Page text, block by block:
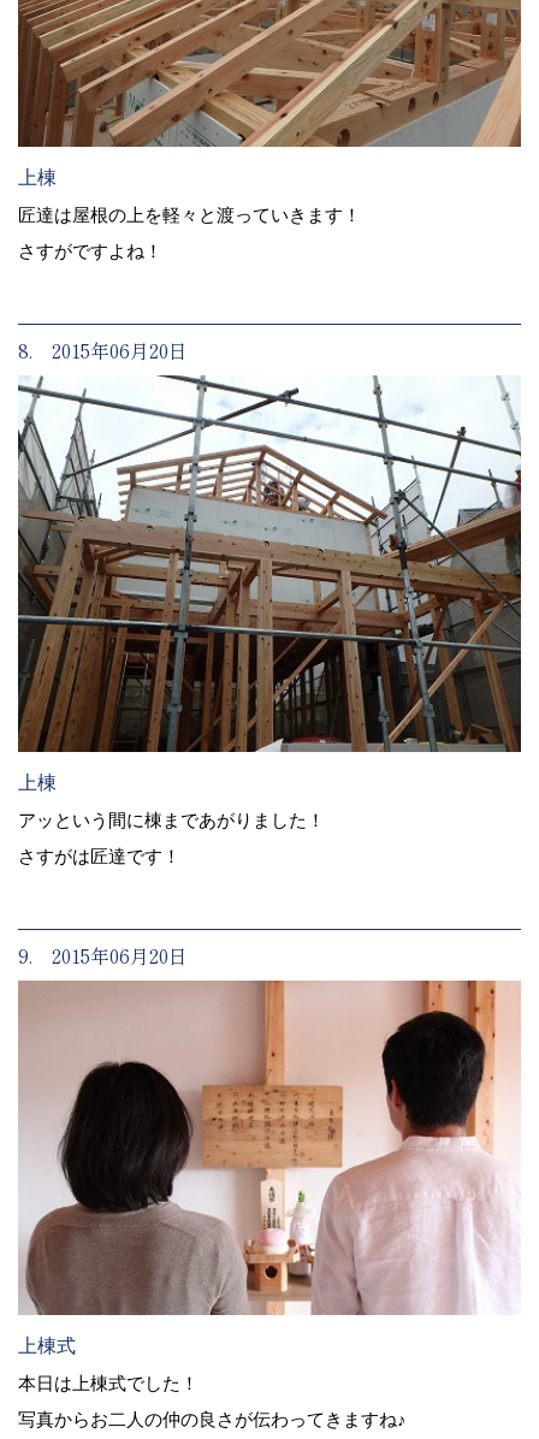
上棟
匠達は屋根の上を軽々と渡っていきます！
さすがですよね！
8. 2015年06月20日
上棟
アッという間に棟まであがりました！
さすがは匠達です！
9. 2015年06月20日
上棟式
本日は上棟式でした！
写真からお二人の仲の良さが伝わってきますね♪